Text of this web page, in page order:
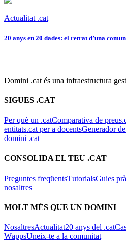
Actualitat .cat
20 anys en 20 dades: el retrat d’una
Domini .cat és una infraestructura
SIGUES .CAT
Per què un .catComparativa de preus
entitats.cat per a docentsGenerador
domini .cat
CONSOLIDA EL TEU .CAT
Preguntes freqüentsTutorialsGuies
nosaltres
MOLT MÉS QUE UN DOMINI
NosaltresActualitat20 anys del .cat
WappsUneix-te a la comunitat